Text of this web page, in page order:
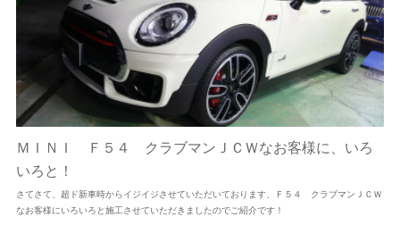
ＭＩＮＩ Ｆ５４ クラブマンＪＣＷなお客様に、いろ
いろと！
さてさて、超ド新車時からイジイジさせていただいております、Ｆ５４ クラブマンＪＣＷ
なお客様にいろいろと施工させていただきましたのでご紹介です！